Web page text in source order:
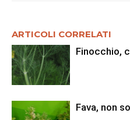
ARTICOLI CORRELATI
Finocchio,
Fava, non